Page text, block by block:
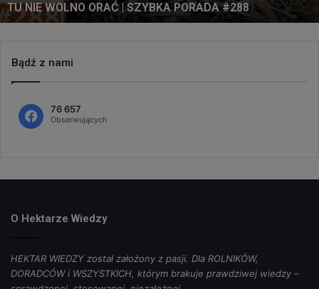
TU NIE WOLNO ORAĆ | SZYBKA PORADA #288
Bądź z nami
76 657
Obserwujących
O Hektarze Wiedzy
HEKTAR WIEDZY został założony z pasji. Dla ROLNIKÓW,
DORADCÓW i WSZYSTKICH, którym brakuje prawdziwej wiedzy –